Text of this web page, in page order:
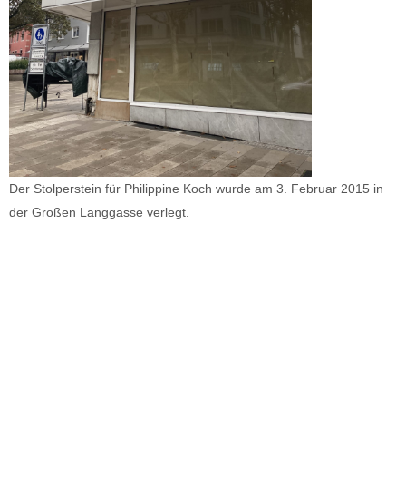
Der Stolperstein für Philippine Koch wurde am 3. Februar 2015 in
der Großen Langgasse verlegt.